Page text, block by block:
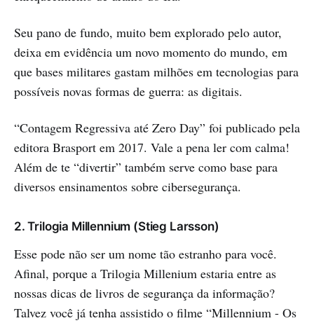
Seu pano de fundo, muito bem explorado pelo autor,
deixa em evidência um novo momento do mundo, em
que bases militares gastam milhões em tecnologias para
possíveis novas formas de guerra: as digitais.
“Contagem Regressiva até Zero Day” foi publicado pela
editora Brasport em 2017. Vale a pena ler com calma!
Além de te “divertir” também serve como base para
diversos ensinamentos sobre cibersegurança.
2. Trilogia Millennium (Stieg Larsson)
Esse pode não ser um nome tão estranho para você.
Afinal, porque a Trilogia Millenium estaria entre as
nossas dicas de livros de segurança da informação?
Talvez você já tenha assistido o filme “Millennium - Os